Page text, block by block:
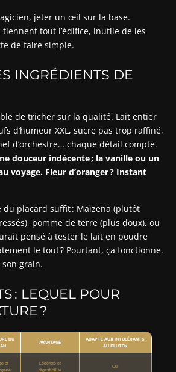
jeter un œil sur la base.
tout l’édifice, inutile de les
de faire simple.
INGRÉDIENTS DE
de tricher sur la qualité. Lait entier
d’humeur XXL, sucre pas trop raffiné,
d’orchestre… chaque détail compte.
douceur indécente ; la vanille ou un
voyage. Fleur d’oranger ? Instant
du placard suffit : Maïzena (plutôt
pomme de terre (plus doux), ou
pensé à tester le lait en poudre
le tout ? Pourtant, ça fonctionne.
grain.
: LEQUEL POUR
?
DU
AVANTAGE
ADAPTÉ AUX INTOLÉRANTS
AU GLUTEN
et
Légèreté et
digestibilité
Oui